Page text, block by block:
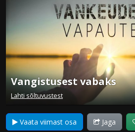
Vangistusest vabaks
Lahti sõltuvustest
Vaata viimast osa Jaga